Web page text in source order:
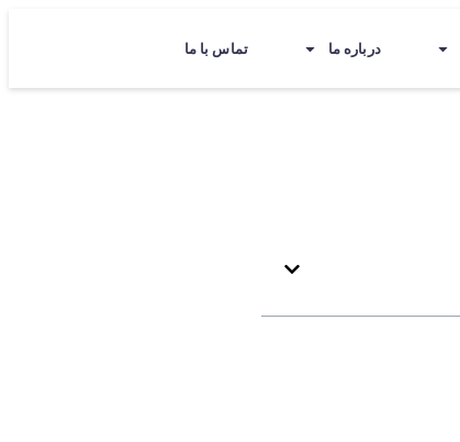
درباره ما تماس با ما